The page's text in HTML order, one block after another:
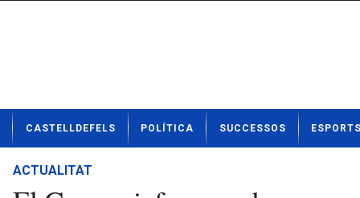
t
CASTELLDEFELS POLÍTICA SUCCESSOS ESPORTS
ACTUALITAT